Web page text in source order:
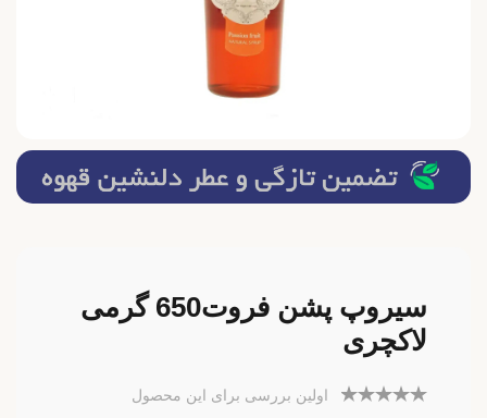
سیروپ پشن فروت650 گرمی
لاکچری
اولین بررسی برای این محصول